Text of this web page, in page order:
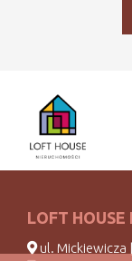
LOFT HOUSE
ul. Mickiewicza